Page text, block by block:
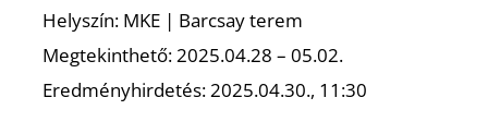
Helyszín: MKE | Barcsay terem
Megtekinthető: 2025.04.28 – 05.02.
Eredményhirdetés: 2025.04.30., 11:30